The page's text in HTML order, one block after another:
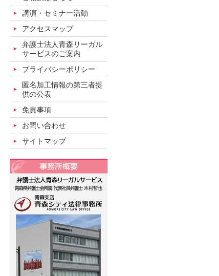
講演・セミナー活動
アクセスマップ
弁護士法人青森リーガル
サービスのご案内
プライバシーポリシー
匿名加工情報の第三者提
供の公表
免責事項
お問い合わせ
サイトマップ